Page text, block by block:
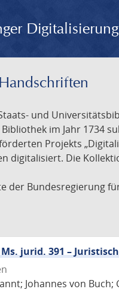
und
im Jahr 1734
Projekts
digitalisiert. Die
der Bundesregierung
Ms. jurid. 391 –
Johannes von